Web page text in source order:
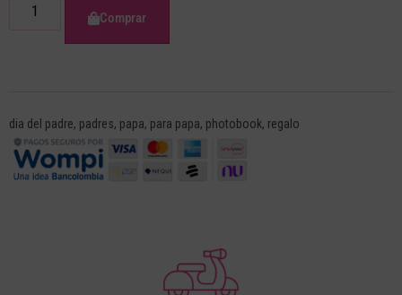
Comprar
dia del padre, padres, papa, para papa, photobook, regalo